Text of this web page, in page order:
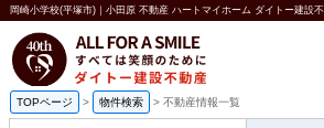
岡崎小学校(平塚市)｜小田原 不動産 ハートマイホーム ダイトー建設
TOPページ > 物件検索 > 不動産情報一覧